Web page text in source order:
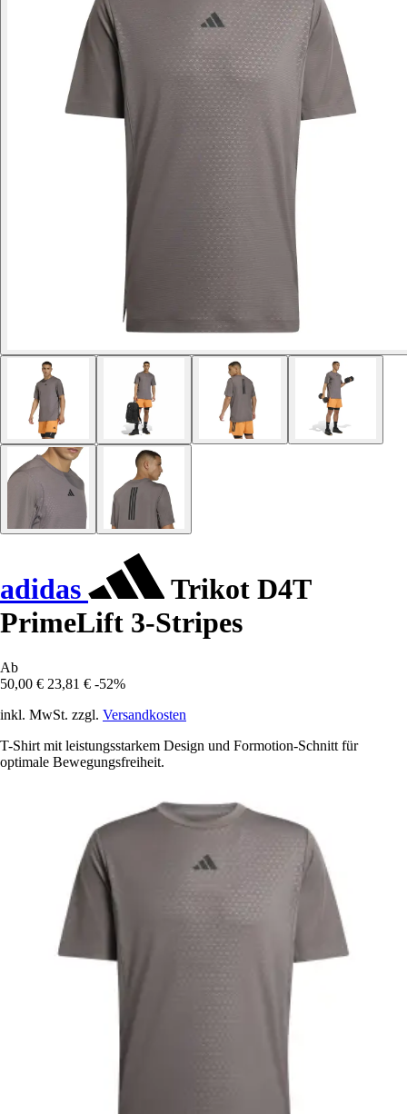
adidas
Trikot D4T
PrimeLift 3-Stripes
Ab
50,00 € 23,81 € -52%
inkl. MwSt. zzgl. Versandkosten
T-Shirt mit leistungsstarkem Design und Formotion-Schnitt für
optimale Bewegungsfreiheit.